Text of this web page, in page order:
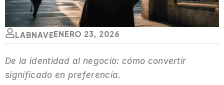
LABNAVEENERO 23, 2026
De la identidad al negocio: cómo convertir
significado en preferencia.